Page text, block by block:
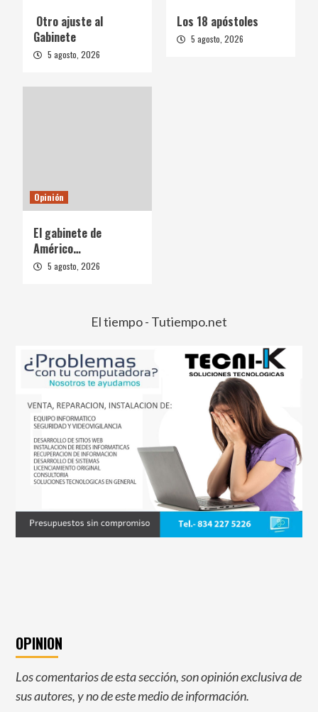
Otro ajuste al
Gabinete
5 agosto, 2026
Los 18 apóstoles
5 agosto, 2026
Opinión
El gabinete de
Américo…
5 agosto, 2026
El tiempo - Tutiempo.net
OPINION
Los comentarios de esta sección, son opinión exclusiva de
sus autores, y no de este medio de información.